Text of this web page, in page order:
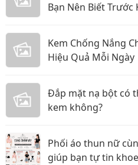
Bạn Nên Biết Trước
Kem Chống Nắng
Hiệu Quả Mỗi Ngày
Đắp mặt nạ bột có
kem không?
Phối áo thun nữ
giúp bạn tự tin